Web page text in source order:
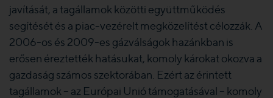
javítását, a tagállamok közötti együttműködés
segítését és a piac-vezérelt megközelítést célozzák. A
2006-os és 2009-es gázválságok hazánkban is
erősen éreztették hatásukat, komoly károkat okozva a
gazdaság számos szektorában. Ezért az érintett
tagállamok – az Európai Unió támogatásával – komoly